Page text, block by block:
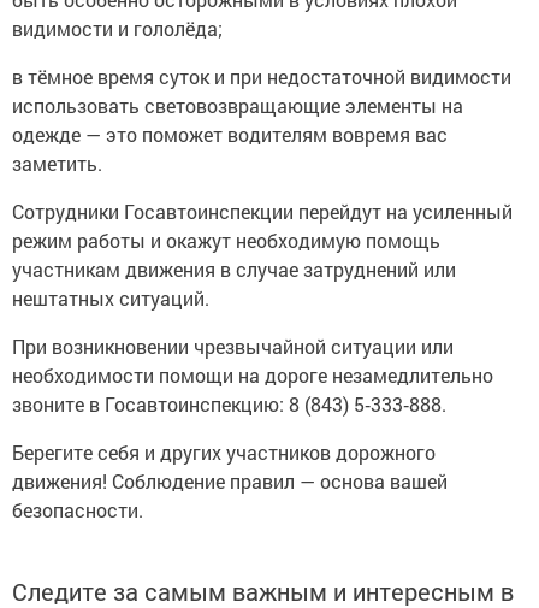
видимости и гололёда;
в тёмное время суток и при недостаточной видимости
использовать световозвращающие элементы на
одежде — это поможет водителям вовремя вас
заметить.
Сотрудники Госавтоинспекции перейдут на усиленный
режим работы и окажут необходимую помощь
участникам движения в случае затруднений или
нештатных ситуаций.
При возникновении чрезвычайной ситуации или
необходимости помощи на дороге незамедлительно
звоните в Госавтоинспекцию: 8 (843) 5‑333‑888.
Берегите себя и других участников дорожного
движения! Соблюдение правил — основа вашей
безопасности.
Следите за самым важным и интересным в